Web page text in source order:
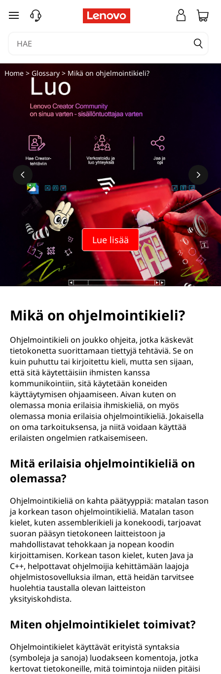
siirry pääsisältöön
Lue lisää
Home> Glossary> Mikä on ohjelmointikieli?
Mikä on ohjelmointikieli?
Ohjelmointikieli on joukko ohjeita, jotka käskevät
tietokonetta suorittamaan tiettyjä tehtäviä. Se on
kuin puhuttu tai kirjoitettu kieli, mutta sen sijaan,
että sitä käytettäisiin ihmisten kanssa
kommunikointiin, sitä käytetään koneiden
käyttäytymisen ohjaamiseen. Aivan kuten on
olemassa monia erilaisia ihmiskieliä, on myös
olemassa monia erilaisia ohjelmointikieliä. Jokaisella
on oma tarkoituksensa, ja niitä voidaan käyttää
erilaisten ongelmien ratkaisemiseen.
Mitä erilaisia ohjelmointikieliä on
olemassa?
Ohjelmointikieliä on kahta päätyyppiä: matalan tason
ja korkean tason ohjelmointikieliä. Matalan tason
kielet, kuten assemblerikieli ja konekoodi, tarjoavat
suoran pääsyn tietokoneen laitteistoon ja
mahdollistavat tehokkaan ja nopean koodin
kirjoittamisen. Korkean tason kielet, kuten Java ja
C++, helpottavat ohjelmoijia kehittämään laajoja
ohjelmistosovelluksia ilman, että heidän tarvitsee
huolehtia taustalla olevan laitteiston
yksityiskohdista.
Miten ohjelmointikielet toimivat?
Ohjelmointikielet käyttävät erityistä syntaksia
(symboleja ja sanoja) luodakseen komentoja, jotka
kertovat tietokoneille, mitä toimintoja niiden pitäisi